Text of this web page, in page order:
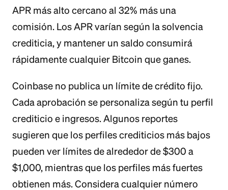
APR más alto cercano al 32% más una
comisión. Los APR varían según la solvencia
crediticia, y mantener un saldo consumirá
rápidamente cualquier Bitcoin que ganes.
Coinbase no publica un límite de crédito fijo.
Cada aprobación se personaliza según tu perfil
crediticio e ingresos. Algunos reportes
sugieren que los perfiles crediticios más bajos
pueden ver límites de alrededor de $300 a
$1,000, mientras que los perfiles más fuertes
obtienen más. Considera cualquier número